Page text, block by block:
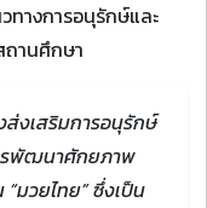
างการอนุรักษ์และ
านศึกษา
งเสริมการอนุรักษ์
รพัฒนาศักยภาพ
มวยไทย” ซึ่งเป็น